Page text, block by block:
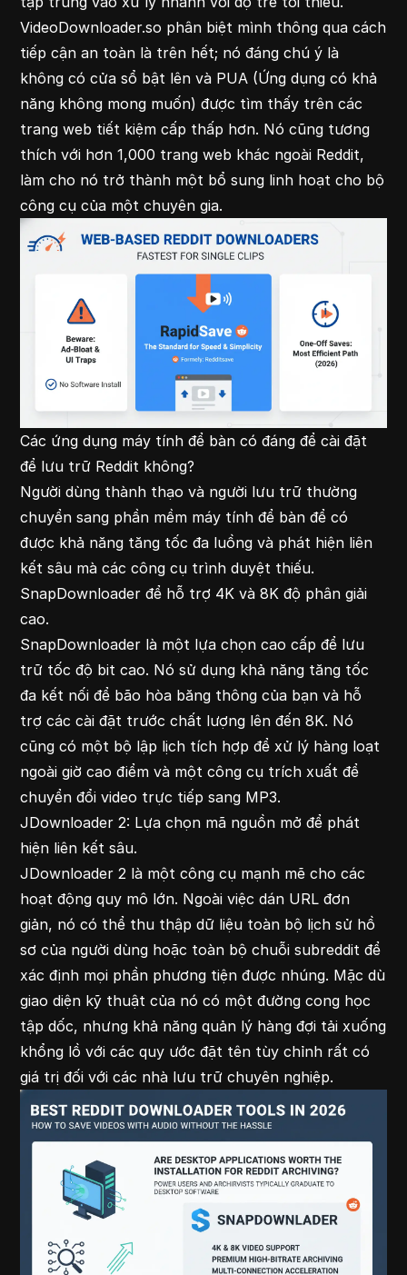
VideoDownloader.so phân biệt mình thông qua cách
tiếp cận an toàn là trên hết; nó đáng chú ý là
không có cửa sổ bật lên và PUA (Ứng dụng có khả
năng không mong muốn) được tìm thấy trên các
trang web tiết kiệm cấp thấp hơn. Nó cũng tương
thích với hơn 1,000 trang web khác ngoài Reddit,
làm cho nó trở thành một bổ sung linh hoạt cho bộ
công cụ của một chuyên gia.
Các ứng dụng máy tính để bàn có đáng để cài đặt
để lưu trữ Reddit không?
Người dùng thành thạo và người lưu trữ thường
chuyển sang phần mềm máy tính để bàn để có
được khả năng tăng tốc đa luồng và phát hiện liên
kết sâu mà các công cụ trình duyệt thiếu.
SnapDownloader để hỗ trợ 4K và 8K độ phân giải
cao.
SnapDownloader là một lựa chọn cao cấp để lưu
trữ tốc độ bit cao. Nó sử dụng khả năng tăng tốc
đa kết nối để bão hòa băng thông của bạn và hỗ
trợ các cài đặt trước chất lượng lên đến 8K. Nó
cũng có một bộ lập lịch tích hợp để xử lý hàng loạt
ngoài giờ cao điểm và một công cụ trích xuất để
chuyển đổi video trực tiếp sang MP3.
JDownloader 2: Lựa chọn mã nguồn mở để phát
hiện liên kết sâu.
JDownloader 2 là một công cụ mạnh mẽ cho các
hoạt động quy mô lớn. Ngoài việc dán URL đơn
giản, nó có thể thu thập dữ liệu toàn bộ lịch sử hồ
sơ của người dùng hoặc toàn bộ chuỗi subreddit để
xác định mọi phần phương tiện được nhúng. Mặc dù
giao diện kỹ thuật của nó có một đường cong học
tập dốc, nhưng khả năng quản lý hàng đợi tải xuống
khổng lồ với các quy ước đặt tên tùy chỉnh rất có
giá trị đối với các nhà lưu trữ chuyên nghiệp.